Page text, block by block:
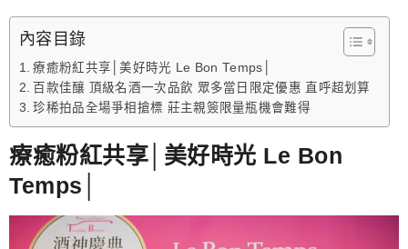
內容目錄
療癒粉紅共享│美好時光 Le Bon Temps│
百款佳釀 頂級名酒一次品飲 眾多當日限定優惠 直呼超划算
珍稀拍品全場爭相搶標 莊主親簽限量瓶機會難得
療癒粉紅共享│美好時光 Le Bon
Temps│